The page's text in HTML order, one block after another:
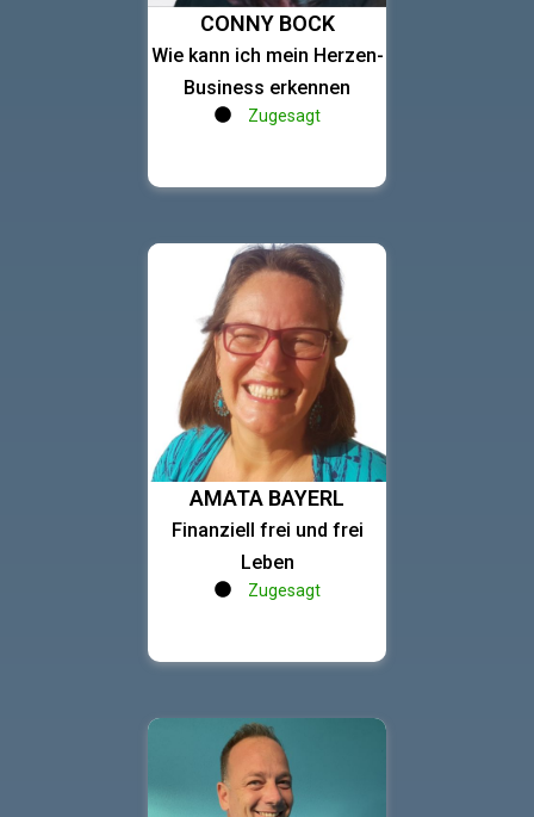
CONNY BOCK
Wie kann ich mein Herzen-
Business erkennen
Zugesagt
AMATA BAYERL
Finanziell frei und frei
Leben
Zugesagt